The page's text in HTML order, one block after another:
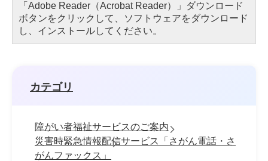
「Adobe Reader（Acrobat Reader）」ダウンロード
ボタンをクリックして、ソフトウェアをダウンロード
し、インストールしてください。
カテゴリ
障がい者福祉サービスのご案内
災害時緊急情報配信サービス「さがん電話・さ
がんファックス」